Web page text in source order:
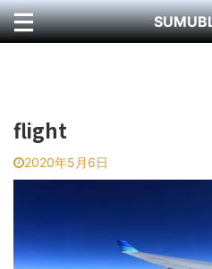
flight
2020年5月6日